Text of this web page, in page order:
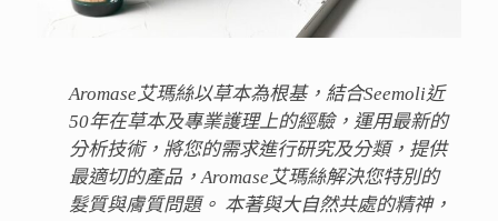
Aromase艾瑪絲以草本為根基，結合Seemoli近
50年在草本及專業護理上的經驗，運用最新的
分析技術，將您的需求進行研究及分類，提供
最適切的產品，Aromase艾瑪絲解決您特別的
髮質與膚質問題。 本著與大自然共處的精神，